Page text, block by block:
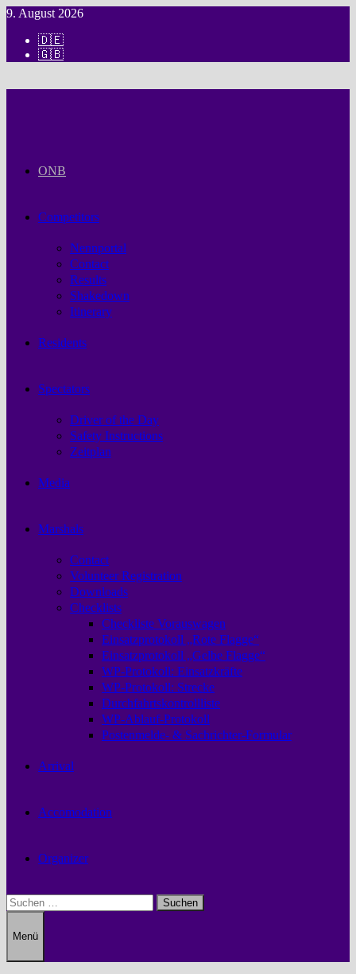
Zum
springen
9. August 2026
🇩🇪Deutsch
🇬🇧English
ONB
Competitors
Nennportal
Contact
Results
Shakedown
Itinerary
Residents
Spectators
Driver of the Day
Safety Instructions
Zeitplan
Media
Marshals
Contact
Volunteer Registration
Downloads
Checklists
Checkliste Vorauswagen
Einsatzprotokoll „Rote Flagge“
Einsatzprotokoll „Gelbe Flagge“
WP-Protokoll: Einsatzkräfte
WP-Protokoll: Strecke
Durchfahrtskontrollliste
WP-Ablauf-Protokoll
Postenmelde- & Sachrichter-Formular
Arrival
Accomodation
Organizer
Suchen
nach:
Menü